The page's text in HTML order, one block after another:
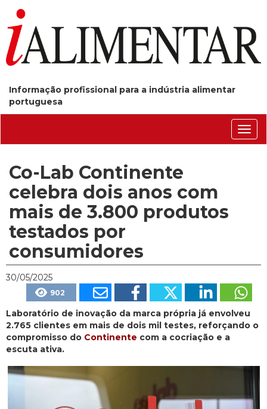
Informação profissional para a indústria alimentar
portuguesa
Co-Lab Continente
celebra dois anos com
mais de 3.800 produtos
testados por
consumidores
30/05/2025
902
Laboratório de inovação da marca própria já envolveu
2.765 clientes em mais de dois mil testes, reforçando o
compromisso do Continente com a cocriação e a
escuta ativa.